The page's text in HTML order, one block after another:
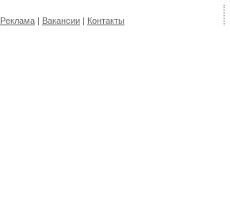
Реклама | Вакансии | Контакты